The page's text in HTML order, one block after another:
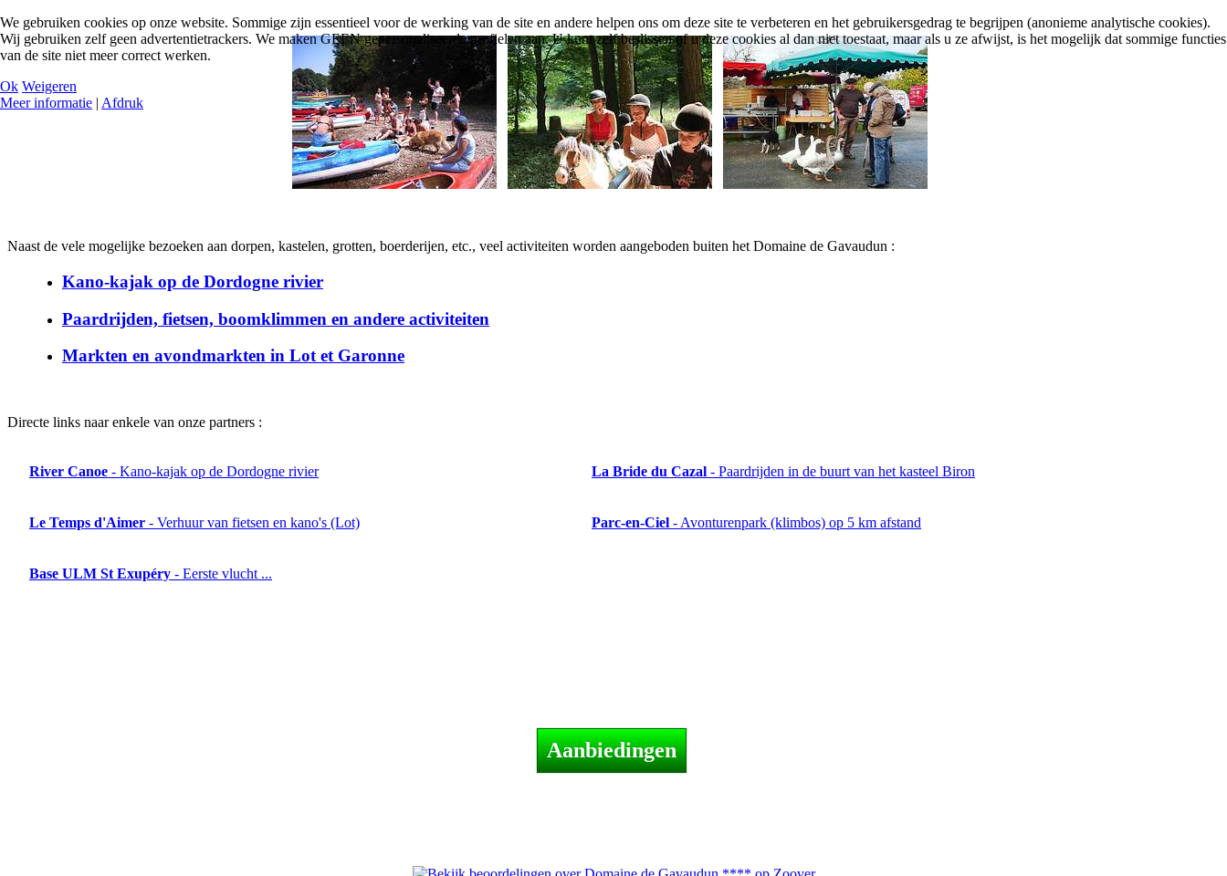
Naast de vele mogelijke bezoeken aan dorpen, kastelen, grotten, boerderijen, etc., veel activiteiten worden aangeboden buiten het Domaine de Gavaudun :
Kano-kajak op de Dordogne rivier
Paardrijden, fietsen, boomklimmen en andere activiteiten
Markten en avondmarkten in Lot et Garonne
Directe links naar enkele van onze partners :
River Canoe - Kano-kajak op de Dordogne rivier La Bride du Cazal - Paardrijden in de buurt van het kasteel Biron
Le Temps d'Aimer - Verhuur van fietsen en kano's (Lot) Parc-en-Ciel - Avonturenpark (klimbos) op 5 km afstand
Base ULM St Exupéry - Eerste vlucht ...
We gebruiken cookies op onze website. Sommige zijn essentieel voor de werking van de site en andere helpen ons om deze site te verbeteren en het gebruikersgedrag te begrijpen (anonieme analytische cookies).
Wij gebruiken zelf geen advertentietrackers. We maken GEEN gepersonaliseerde profielen aan. U kunt zelf beslissen of u deze cookies al dan niet toestaat, maar als u ze afwijst, is het mogelijk dat sommige functies
van de site niet meer correct werken.
Ok Weigeren
Meer informatie | Afdruk